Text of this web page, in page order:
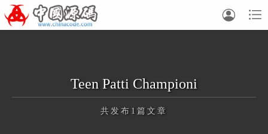


Teen Patti Championi
共发布1篇文章